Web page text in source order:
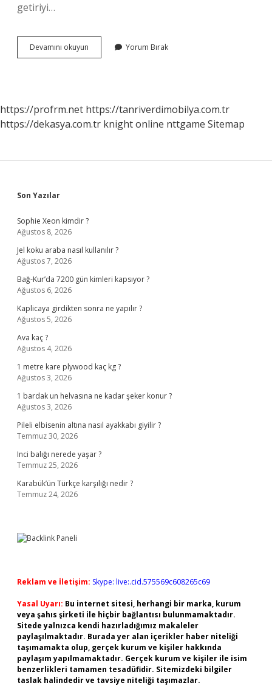
getiriyi…
Devamını okuyun
Bist
Yorum Bırak
https://profrm.net https://tanriverdimobilya.com.tr
https://dekasya.com.tr knight online nttgame Sitemap
Sidebar
Son Yazılar
Sophie Xeon kimdir ?
Ağustos 8, 2026
Jel koku araba nasıl kullanılır ?
Ağustos 7, 2026
Bağ-Kur’da 7200 gün kimleri kapsıyor ?
Ağustos 6, 2026
Kaplicaya girdikten sonra ne yapılır ?
Ağustos 5, 2026
Ava kaç ?
Ağustos 4, 2026
1 metre kare plywood kaç kg ?
Ağustos 3, 2026
1 bardak un helvasına ne kadar şeker konur ?
Ağustos 3, 2026
Pileli elbisenin altına nasıl ayakkabı giyilir ?
Temmuz 30, 2026
Inci balığı nerede yaşar ?
Temmuz 25, 2026
Karabük’ün Türkçe karşılığı nedir ?
Temmuz 24, 2026
Reklam ve İletişim: Skype: live:.cid.575569c608265c69
Yasal Uyarı: Bu internet sitesi, herhangi bir marka, kurum
veya şahıs şirketi ile hiçbir bağlantısı bulunmamaktadır.
Sitede yalnızca kendi hazırladığımız makaleler
paylaşılmaktadır. Burada yer alan içerikler haber niteliği
taşımamakta olup, gerçek kurum ve kişiler hakkında
paylaşım yapılmamaktadır. Gerçek kurum ve kişiler ile isim
benzerlikleri tamamen tesadüfidir. Sitemizdeki bilgiler
taslak halindedir ve tavsiye niteliği taşımazlar.